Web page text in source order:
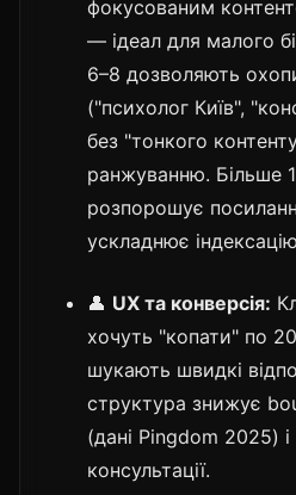
фокусованим
— ідеал для малого
6–8 дозволяють
("психолог Київ",
без "тонкого
ранжуванню. Більше
розпорошує
ускладнює
👤 UX та конверсія:
хочуть "копати" по
шукають швидкі
структура знижує
(дані Pingdom 2025)
консультації.